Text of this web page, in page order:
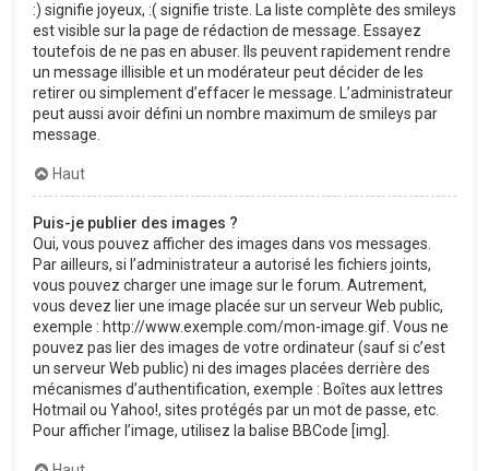
:) signifie joyeux, :( signifie triste. La liste complète des smileys
est visible sur la page de rédaction de message. Essayez
toutefois de ne pas en abuser. Ils peuvent rapidement rendre
un message illisible et un modérateur peut décider de les
retirer ou simplement d’effacer le message. L’administrateur
peut aussi avoir défini un nombre maximum de smileys par
message.
Haut
Puis-je publier des images ?
Oui, vous pouvez afficher des images dans vos messages.
Par ailleurs, si l’administrateur a autorisé les fichiers joints,
vous pouvez charger une image sur le forum. Autrement,
vous devez lier une image placée sur un serveur Web public,
exemple : http://www.exemple.com/mon-image.gif. Vous ne
pouvez pas lier des images de votre ordinateur (sauf si c’est
un serveur Web public) ni des images placées derrière des
mécanismes d’authentification, exemple : Boîtes aux lettres
Hotmail ou Yahoo!, sites protégés par un mot de passe, etc.
Pour afficher l’image, utilisez la balise BBCode [img].